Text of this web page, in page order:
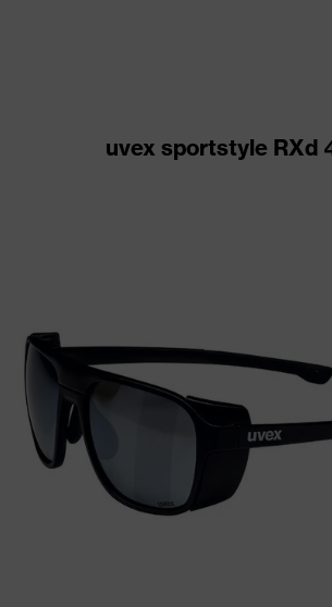
uvex sportstyle RXd